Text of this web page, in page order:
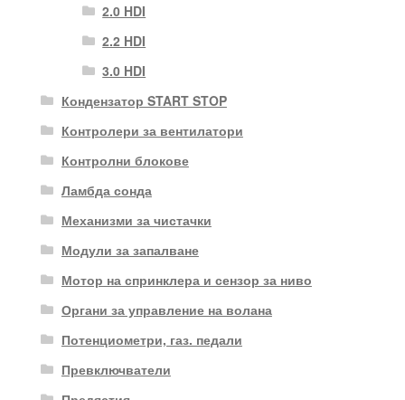
2.0 HDI
2.2 HDI
3.0 HDI
Кондензатор START STOP
Контролери за вентилатори
Контролни блокове
Ламбда сонда
Механизми за чистачки
Модули за запалване
Мотор на спринклера и сензор за ниво
Органи за управление на волана
Потенциометри, газ. педали
Превключватели